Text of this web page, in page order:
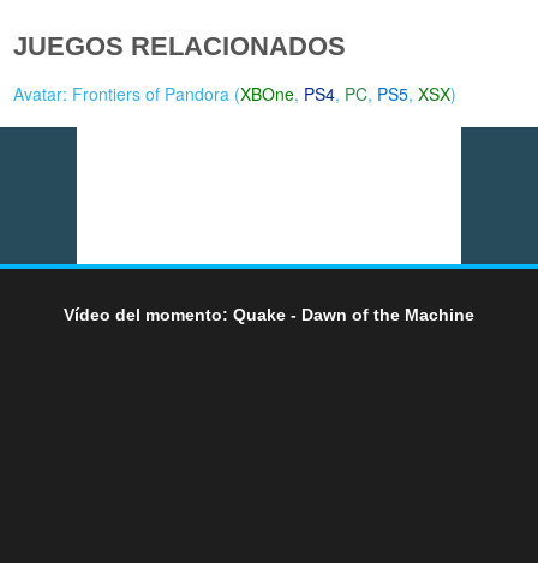
JUEGOS RELACIONADOS
Avatar: Frontiers of Pandora (XBOne, PS4, PC, PS5,XSX)
Vídeo del momento: Quake - Dawn of the Machine